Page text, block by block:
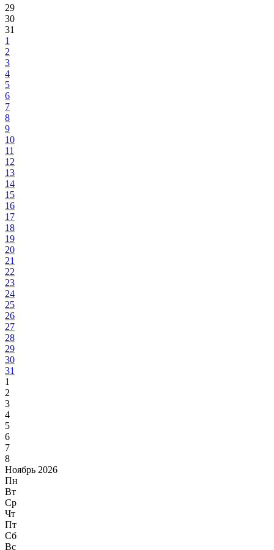
29
30
31
1
2
3
4
5
6
7
8
9
10
11
12
13
14
15
16
17
18
19
20
21
22
23
24
25
26
27
28
29
30
31
1
2
3
4
5
6
7
8
Ноябрь 2026
Пн
Вт
Ср
Чт
Пт
Сб
Вс